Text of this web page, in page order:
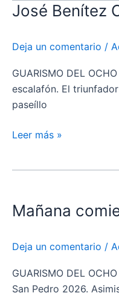
Vídeo
José Benítez
Deja un comentario /
GUARISMO DEL
escalafón. El
paseíllo
José
“Ávila
es
una
de
citas
en
ganadería”
Leer más »
Mañana
Deja un comentario /
GUARISMO DEL
San Pedro 2026.
la
de
abonos
para
la